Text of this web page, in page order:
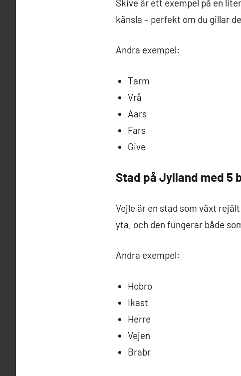
Skive är ett exempel på en
känsla – perfekt om du gillar
Andra exempel:
Tarm
Vrå
Aars
Fars
Give
Stad på Jylland med 5
Vejle är en stad som växt
yta, och den fungerar både
Andra exempel:
Hobro
Ikast
Herre
Vejen
Brabr